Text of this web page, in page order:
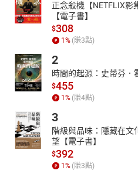
▎每一次的言行舉止都是關鍵，足
何謂蝴蝶效應？一隻蝴蝶在巴西搧
起一場龍捲風。以此比喻長時期大
效應的影響。
一個員工做事的方式和結果往往存
出自一種習慣，而習慣的養成源於
工總會以一次大膽的嘗試、一個燦
誠的服務等，為公司和自己帶來不
漫不經心的員工則恰好相反，他
〔本書特色〕
本書探討了責任心在不同層面的作
等，告訴讀者如何培養和展現責任
正念殺機【NETFLIX影
【電子書】
$308
1 % (賺3點)
2
時間的起源：史蒂芬．
$455
1 % (賺4點)
3
階級與品味：隱藏在文
望【電子書】
$392
1 % (賺3點)